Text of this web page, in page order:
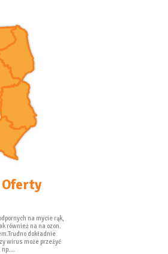
na mycie rąk,
również na na ozon.
dokładnie
wirus może przeżyć
np.…